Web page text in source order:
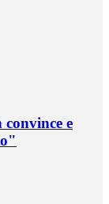
e